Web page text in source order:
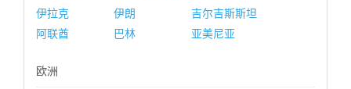
伊拉克
伊朗
吉尔吉斯斯坦
阿联酋
巴林 亚美尼亚
欧洲